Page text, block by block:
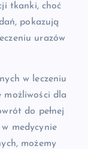
tkanki, choć
pokazują
urazów
w leczeniu
możliwości dla
do pełnej
medycynie
możemy